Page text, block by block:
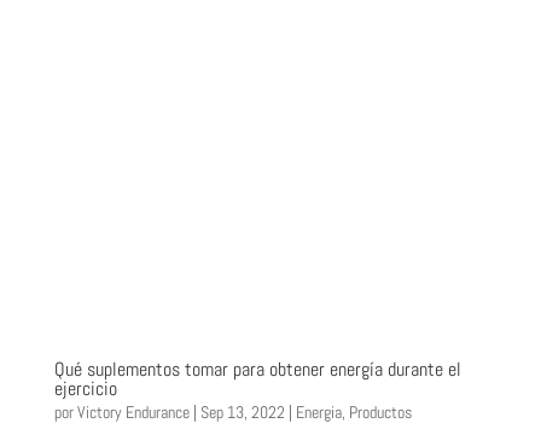
Qué suplementos tomar para obtener energía durante el
ejercicio
porVictory Endurance| Sep 13, 2022 | Energia, Productos